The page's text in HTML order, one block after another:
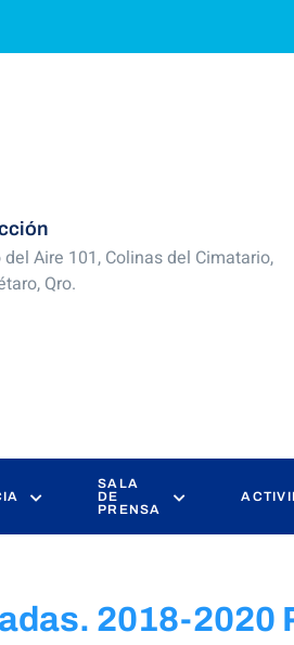
del Aire 101, Colinas del Cimatario,
Qro.
SALA
DE
PRENSA
2018-2020